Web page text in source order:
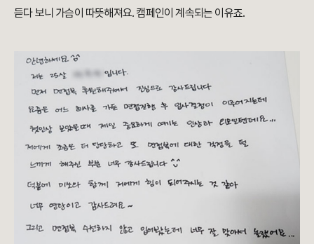
듣다 보니 가슴이 따뜻해져요. 캠페인이 계속되는 이유죠.